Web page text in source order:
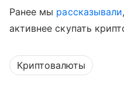
Ранее мы рассказывали
активнее скупать
Криптовалюты